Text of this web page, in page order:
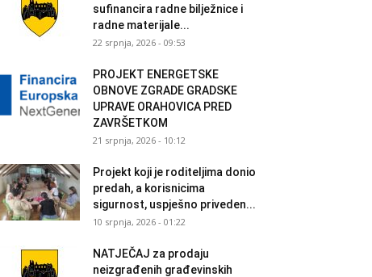
sufinancira radne bilježnice i
radne materijale...
22 srpnja, 2026 - 09:53
PROJEKT ENERGETSKE
OBNOVE ZGRADE GRADSKE
UPRAVE ORAHOVICA PRED
ZAVRŠETKOM
21 srpnja, 2026 - 10:12
Projekt koji je roditeljima donio
predah, a korisnicima
sigurnost, uspješno priveden...
10 srpnja, 2026 - 01:22
NATJEČAJ za prodaju
neizgrađenih građevinskih